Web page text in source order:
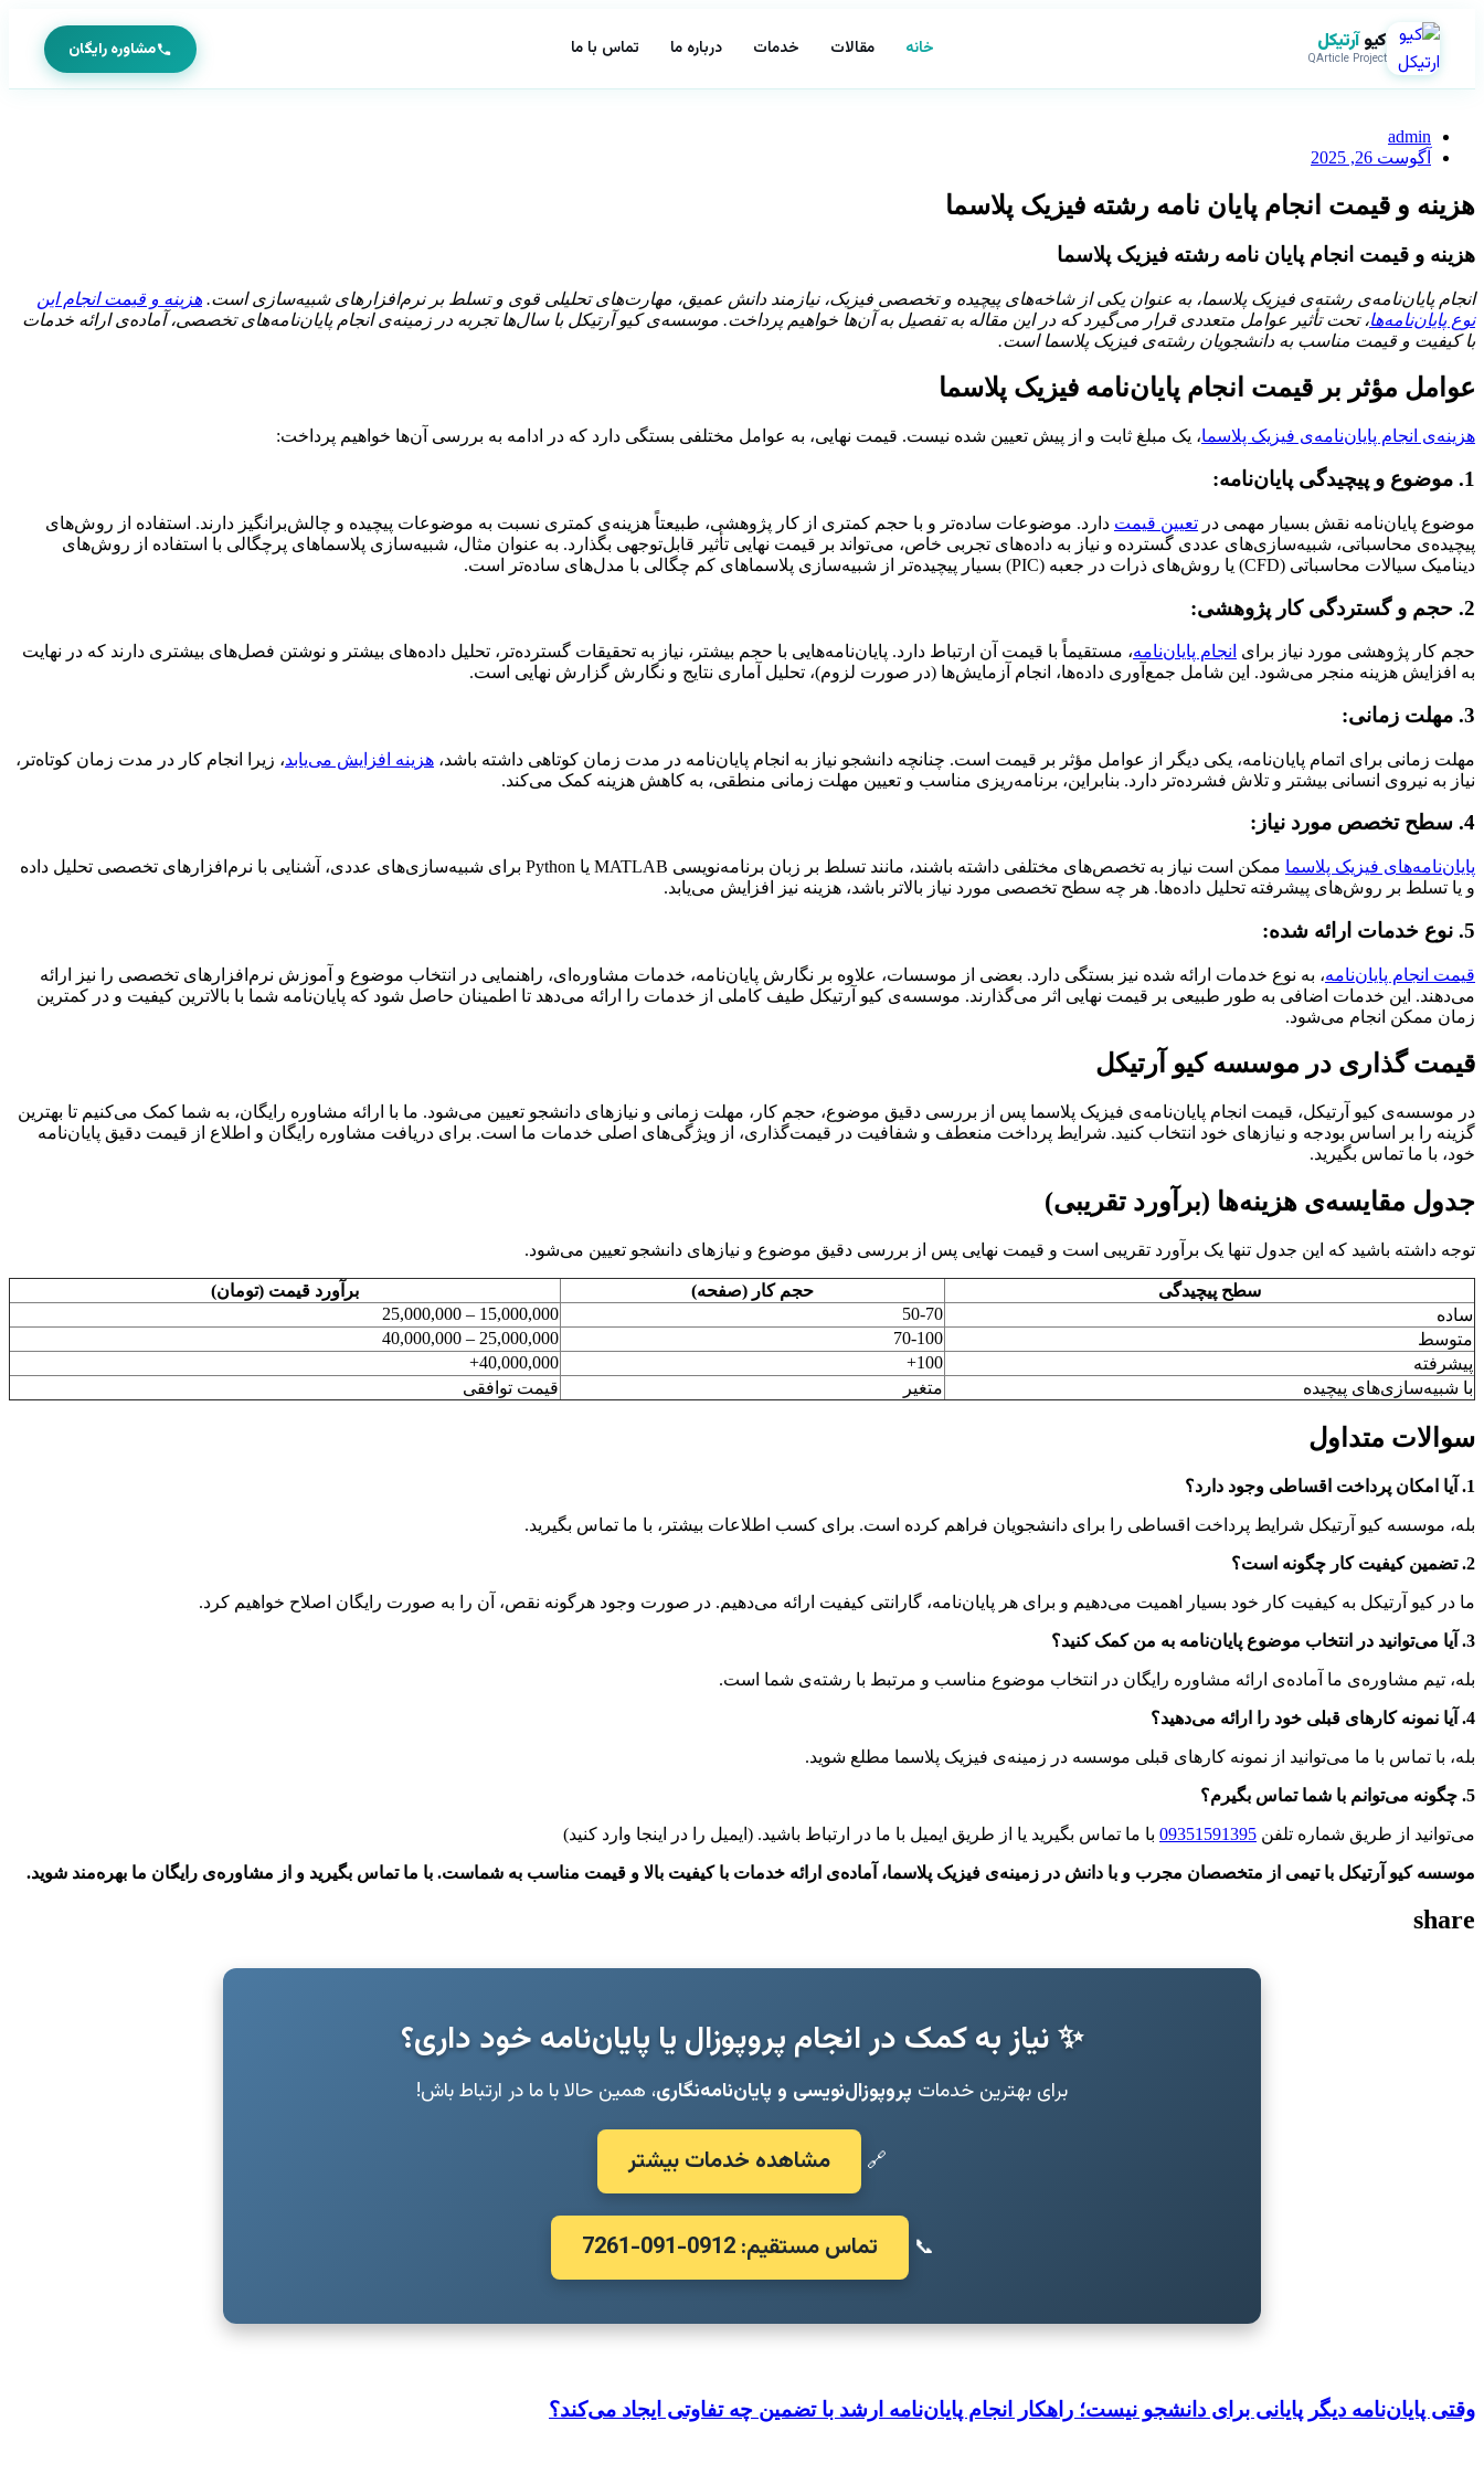
کیوآرتیکل
QArticle Project خانه مقالات خدمات درباره ما تماس با ما مشاوره رایگان
admin
آگوست 26, 2025
هزینه و قیمت انجام پایان نامه رشته فیزیک پلاسما
هزینه و قیمت انجام پایان نامه رشته فیزیک پلاسما
انجام پایان‌نامه‌ی رشته‌ی فیزیک پلاسما، به عنوان یکی از شاخه‌های پیچیده و تخصصی فیزیک، نیازمند دانش عمیق، مهارت‌های تحلیلی قوی و تسلط بر نرم‌افزارهای شبیه‌سازی است. هزینه و قیمت انجام این
نوع پایان‌نامه‌ها، تحت تأثیر عوامل متعددی قرار می‌گیرد که در این مقاله به تفصیل به آن‌ها خواهیم پرداخت. موسسه‌ی کیو آرتیکل با سال‌ها تجربه در زمینه‌ی انجام پایان‌نامه‌های تخصصی، آماده‌ی ارائه خدمات
با کیفیت و قیمت مناسب به دانشجویان رشته‌ی فیزیک پلاسما است.
عوامل مؤثر بر قیمت انجام پایان‌نامه فیزیک پلاسما
هزینه‌ی انجام پایان‌نامه‌ی فیزیک پلاسما، یک مبلغ ثابت و از پیش تعیین شده نیست. قیمت نهایی، به عوامل مختلفی بستگی دارد که در ادامه به بررسی آن‌ها خواهیم پرداخت:
1. موضوع و پیچیدگی پایان‌نامه:
موضوع پایان‌نامه نقش بسیار مهمی در تعیین قیمت دارد. موضوعات ساده‌تر و با حجم کمتری از کار پژوهشی، طبیعتاً هزینه‌ی کمتری نسبت به موضوعات پیچیده و چالش‌برانگیز دارند. استفاده از روش‌های
پیچیده‌ی محاسباتی، شبیه‌سازی‌های عددی گسترده و نیاز به داده‌های تجربی خاص، می‌تواند بر قیمت نهایی تأثیر قابل‌توجهی بگذارد. به عنوان مثال، شبیه‌سازی پلاسماهای پرچگالی با استفاده از روش‌های
دینامیک سیالات محاسباتی (CFD) یا روش‌های ذرات در جعبه (PIC) بسیار پیچیده‌تر از شبیه‌سازی پلاسماهای کم چگالی با مدل‌های ساده‌تر است.
2. حجم و گستردگی کار پژوهشی:
حجم کار پژوهشی مورد نیاز برای انجام پایان‌نامه، مستقیماً با قیمت آن ارتباط دارد. پایان‌نامه‌هایی با حجم بیشتر، نیاز به تحقیقات گسترده‌تر، تحلیل داده‌های بیشتر و نوشتن فصل‌های بیشتری دارند که در نهایت
به افزایش هزینه منجر می‌شود. این شامل جمع‌آوری داده‌ها، انجام آزمایش‌ها (در صورت لزوم)، تحلیل آماری نتایج و نگارش گزارش نهایی است.
3. مهلت زمانی:
مهلت زمانی برای اتمام پایان‌نامه، یکی دیگر از عوامل مؤثر بر قیمت است. چنانچه دانشجو نیاز به انجام پایان‌نامه در مدت زمان کوتاهی داشته باشد، هزینه افزایش می‌یابد، زیرا انجام کار در مدت زمان کوتاه‌تر،
نیاز به نیروی انسانی بیشتر و تلاش فشرده‌تر دارد. بنابراین، برنامه‌ریزی مناسب و تعیین مهلت زمانی منطقی، به کاهش هزینه کمک می‌کند.
4. سطح تخصص مورد نیاز:
پایان‌نامه‌های فیزیک پلاسما
ممکن است نیاز به تخصص‌های مختلفی داشته باشند، مانند تسلط بر زبان برنامه‌نویسی MATLAB یا Python برای شبیه‌سازی‌های عددی، آشنایی با نرم‌افزارهای تخصصی تحلیل داده
و یا تسلط بر روش‌های پیشرفته تحلیل داده‌ها. هر چه سطح تخصصی مورد نیاز بالاتر باشد، هزینه نیز افزایش می‌یابد.
5. نوع خدمات ارائه شده:
قیمت انجام پایان‌نامه، به نوع خدمات ارائه شده نیز بستگی دارد. بعضی از موسسات، علاوه بر نگارش پایان‌نامه، خدمات مشاوره‌ای، راهنمایی در انتخاب موضوع و آموزش نرم‌افزارهای تخصصی را نیز ارائه
می‌دهند. این خدمات اضافی به طور طبیعی بر قیمت نهایی اثر می‌گذارند. موسسه‌ی کیو آرتیکل طیف کاملی از خدمات را ارائه می‌دهد تا اطمینان حاصل شود که پایان‌نامه شما با بالاترین کیفیت و در کمترین
زمان ممکن انجام می‌شود.
قیمت گذاری در موسسه کیو آرتیکل
در موسسه‌ی کیو آرتیکل، قیمت انجام پایان‌نامه‌ی فیزیک پلاسما پس از بررسی دقیق موضوع، حجم کار، مهلت زمانی و نیازهای دانشجو تعیین می‌شود. ما با ارائه مشاوره رایگان، به شما کمک می‌کنیم تا بهترین
گزینه را بر اساس بودجه و نیازهای خود انتخاب کنید. شرایط پرداخت منعطف و شفافیت در قیمت‌گذاری، از ویژگی‌های اصلی خدمات ما است. برای دریافت مشاوره رایگان و اطلاع از قیمت دقیق پایان‌نامه
خود، با ما تماس بگیرید.
جدول مقایسه‌ی هزینه‌ها (برآورد تقریبی)
توجه داشته باشید که این جدول تنها یک برآورد تقریبی است و قیمت نهایی پس از بررسی دقیق موضوع و نیازهای دانشجو تعیین می‌شود.
سطح پیچیدگی حجم کار (صفحه)
برآورد قیمت (تومان)
ساده
50-70
15,000,000 – 25,000,000
متوسط
70-100
25,000,000 – 40,000,000
پیشرفته
100+
40,000,000+
با شبیه‌سازی‌های پیچیده
متغیر قیمت توافقی
سوالات متداول
1. آیا امکان پرداخت اقساطی وجود دارد؟
بله، موسسه کیو آرتیکل شرایط پرداخت اقساطی را برای دانشجویان فراهم کرده است. برای کسب اطلاعات بیشتر، با ما تماس بگیرید.
2. تضمین کیفیت کار چگونه است؟
ما در کیو آرتیکل به کیفیت کار خود بسیار اهمیت می‌دهیم و برای هر پایان‌نامه، گارانتی کیفیت ارائه می‌دهیم. در صورت وجود هرگونه نقص، آن را به صورت رایگان اصلاح خواهیم کرد.
3. آیا می‌توانید در انتخاب موضوع پایان‌نامه به من کمک کنید؟
بله، تیم مشاوره‌ی ما آماده‌ی ارائه مشاوره رایگان در انتخاب موضوع مناسب و مرتبط با رشته‌ی شما است.
4. آیا نمونه کارهای قبلی خود را ارائه می‌دهید؟
بله، با تماس با ما می‌توانید از نمونه کارهای قبلی موسسه در زمینه‌ی فیزیک پلاسما مطلع شوید.
5. چگونه می‌توانم با شما تماس بگیرم؟
می‌توانید از طریق شماره تلفن 09351591395 با ما تماس بگیرید یا از طریق ایمیل با ما در ارتباط باشید. (ایمیل را در اینجا وارد کنید)
موسسه کیو آرتیکل با تیمی از متخصصان مجرب و با دانش در زمینه‌ی فیزیک پلاسما، آماده‌ی ارائه خدمات با کیفیت بالا و قیمت مناسب به شماست. با ما تماس بگیرید و از مشاوره‌ی رایگان ما بهره‌مند شوید.
share
✨ نیاز به کمک در انجام پروپوزال یا پایان‌نامه خود داری؟
برای بهترین خدمات پروپوزال‌نویسی و پایان‌نامه‌نگاری، همین حالا با ما در ارتباط باش!
🔗 مشاهده خدمات بیشتر
📞 تماس مستقیم: 0912-091-7261
وقتی پایان‌نامه دیگر پایانی برای دانشجو نیست؛ راهکار انجام پایان‌نامه ارشد با تضمین چه تفاوتی ایجاد می‌کند؟